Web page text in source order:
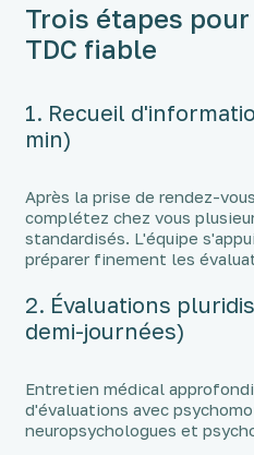
Trois étapes
TDC fiable
1. Recueil
min)
Après la prise de rendez-
complétez chez vous
standardisés. L'équipe
préparer finement les
2. Évaluations
demi-journées)
Entretien médical
d'évaluations avec
neuropsychologues et